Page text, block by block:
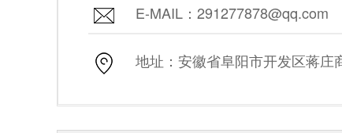
E-MAIL：291277878@qq.com
地址：安徽省阜阳市开发区蒋庄